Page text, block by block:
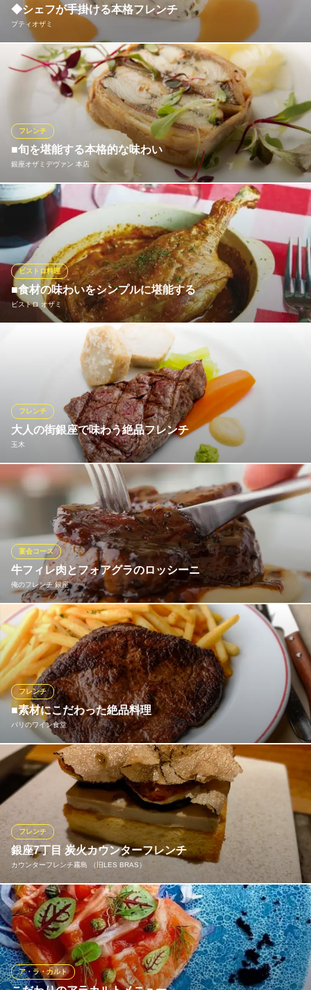
銀座 Sun‐mi本店 フランス料理EMU（エミュ）
個室完備/創業50年
地下鉄銀座駅 徒歩3分
東京都中央区銀座6-3-9 7階
◆シェフが手掛ける本格フレンチ
プティオザミ
本格フレンチをより気軽にお楽しみいただける当店では、旬食材
を使用したランチコース・ディナーコース・単品メニューを各種
ご用意。フレンチならではの繊細な味わいと、見た目の美しさに
ご注目ください。きっとお気に召していただけますよ♪ちょっとし
た贅沢気分を是非この機会にご体験ください。
プティオザミ
本格フレンチ＆ワイン
地下鉄有楽町線銀座一丁目駅 徒歩1分
東京都中央区銀座1-4-9 銀座オザミビル1F
■旬を堪能する本格的な味わい
銀座オザミデヴァン 本店
フレンチ
《銀座オザミデヴァン 本店》でご提供しているのは、季節に合わ
せた旬食材をふんだんに盛り込んだ、本格的な味わいのフランス
料理。食材だけでなく、見た目や香りなど、目でもお楽しみいた
だけるよう、盛り付けの美しさにもこだわりました。コースで、
アラカルトで。お好みのスタイルで当店をご堪能ください。
銀座オザミデヴァン 本店
銀座×フレンチxワイン
地下鉄有楽町線銀座一丁目駅 徒歩1分
東京都中央区銀座1-4-9 銀座オザミビル4F
■食材の味わいをシンプルに堪能する
ビストロ オザミ
ビストロ料理
パリで100年以上の歴史を重ねる「ビストロ料理」をコンセプト
に、フランスをはじめとした全国各地の旬食材をシンプルに調
理。食材の味わいを最大限引き出した、骨太でくせになる料理を
お召し上がりいただけます。流行を追わない、トラディショナル
スタイルの料理でおもてなしいたします。
ビストロ オザミ
フランス料理＆ワイン
地下鉄銀座線銀座駅 徒歩3分
東京都中央区銀座6-10-1 GINZA SIX 6F
大人の街銀座で味わう絶品フレンチ
玉木
フレンチ
フランスへ渡り、本場での経験を積んだ店主が織り成す、本格派
のフランス料理をご提供いたします。お客様1人ひとりにより楽し
く料理をお召し上がりいただくべく、素材から調理方法、盛り付
けなど、細部にまでこだわります。1品ずつ丁寧に、真心込めて作
る料理を、じっくりとお楽しみください。
玉木
フレンチと創作料理の店
地下鉄銀座線新橋駅 徒歩4分
東京都中央区銀座8-5-25 エイトビル1F
牛フィレ肉とフォアグラのロッシーニ
俺のフレンチ 銀座
宴会コース
俺のフレンチ旗艦店で料理長を務めるシェフ・西村が提供する
「クラシックフレンチ」と「ジャパニーズフレンチ」を存分にお
召し上がりください。また俺のシリーズ代表料理である「ロッシ
ーニ」は食べるべき一品。ディナーコースは4,400円から、飲み放
題付きのパーティーコースは6,000円～ご案内いたします。
俺のフレンチ 銀座
フレンチ
地下鉄有楽町線銀座一丁目駅 徒歩2分
東京都中央区銀座1-8-19 ONE GINZA B1
■素材にこだわった絶品料理
パリのワイン食堂
フレンチ
当店のディナーは、メインやオードブルが自由に選べる「カジュ
アルフレンチコース」のみのご提供となります。どれも食材にこ
だわり、丁寧に仕上げた逸品ばかり。お好みを選んでご自分だけ
のコースをお楽しみください。またランチでは、平日限定の日替
わりランチなどをご用意。昼も夜も優雅なひと時をどうぞ。
パリのワイン食堂
フランス料理とワイン
都営浅草線東銀座駅 徒歩2分
東京都中央区銀座3-13-11 銀座芦澤ビル1F
銀座7丁目 炭火カウンターフレンチ
カウンターフレンチ霧島 （旧LES BRAS）
フレンチ
席数8席の隠れ家な雰囲気の本格フレンチ。 完全予約制となりま
す。Les Brasシェフおまかせコースをご堪能下さい
カウンターフレンチ霧島 （旧LES BRAS）
銀座フレンチ
ＪＲ新橋駅 徒歩5分
ア・ラ・カルト